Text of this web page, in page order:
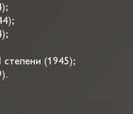
(1945);